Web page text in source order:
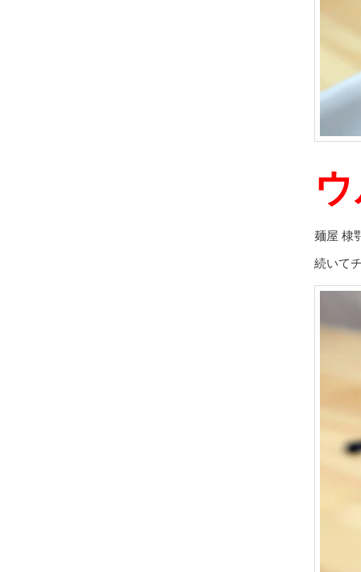
麺屋 棣
続いて